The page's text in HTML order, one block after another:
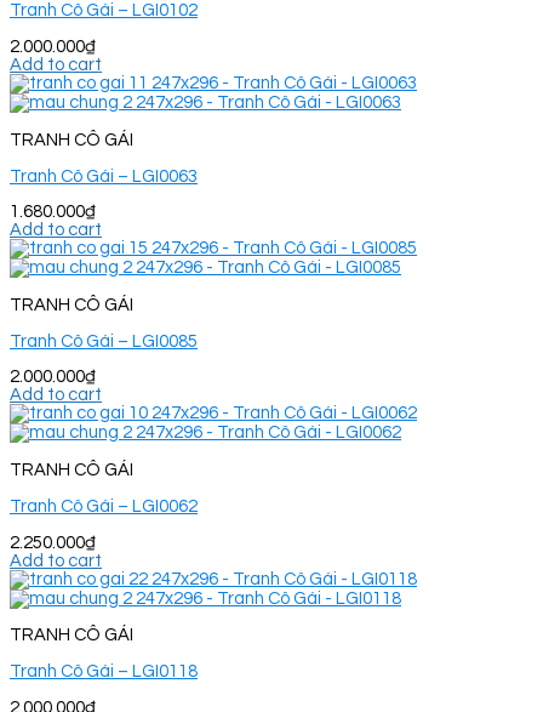
Tranh Cô Gái – LGI0102
2.000.000₫
Add to cart
TRANH CÔ GÁI
Tranh Cô Gái – LGI0063
1.680.000₫
Add to cart
TRANH CÔ GÁI
Tranh Cô Gái – LGI0085
2.000.000₫
Add to cart
TRANH CÔ GÁI
Tranh Cô Gái – LGI0062
2.250.000₫
Add to cart
TRANH CÔ GÁI
Tranh Cô Gái – LGI0118
2.000.000₫